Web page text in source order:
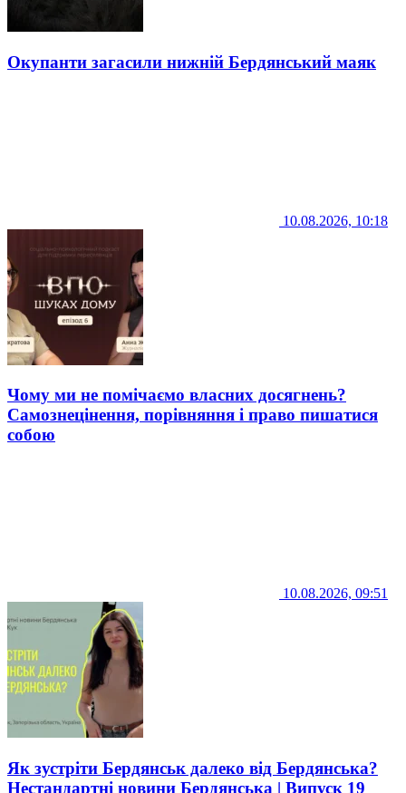
Окупанти загасили нижній Бердянський маяк
10.08.2026, 10:18
Чому ми не помічаємо власних досягнень?
Самознецінення, порівняння і право пишатися
собою
10.08.2026, 09:51
Як зустріти Бердянськ далеко від Бердянська?
Нестандартні новини Бердянська | Випуск 19